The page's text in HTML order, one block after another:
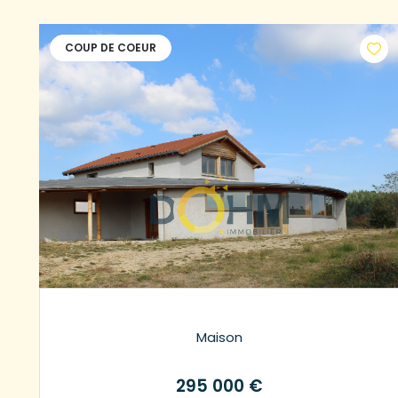
COUP DE COEUR
Maison
295 000 €